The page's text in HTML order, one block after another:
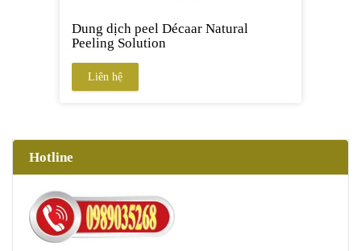
Dung dịch peel Décaar Natural
Peeling Solution
Liên hệ
Hotline